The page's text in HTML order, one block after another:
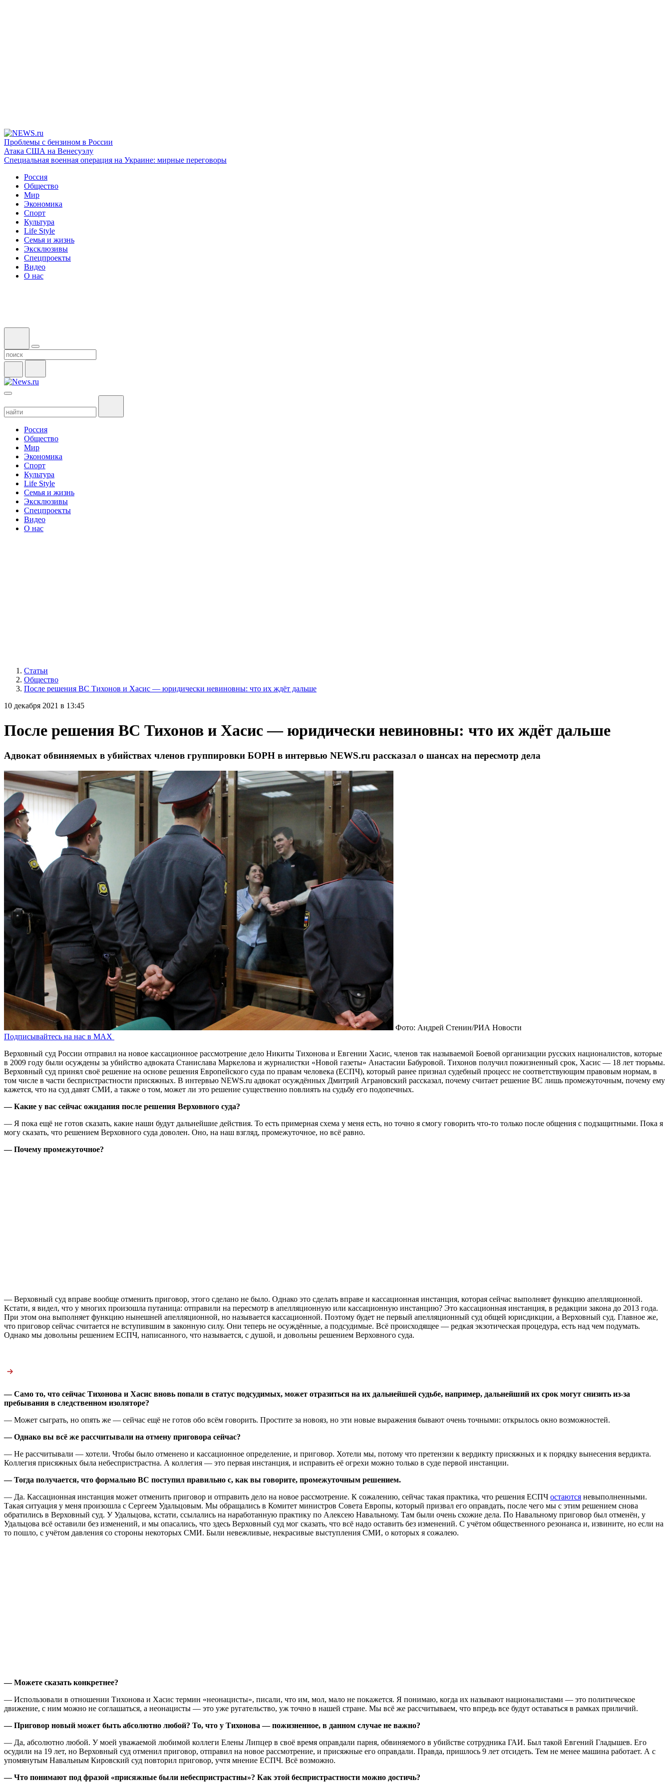
Проблемы с бензином в России
Атака США на Венесуэлу
Специальная военная операция на Украине: мирные переговоры
Россия
Общество
Мир
Экономика
Спорт
Культура
Life Style
Семья и жизнь
Эксклюзивы
Спецпроекты
Видео
О нас
Россия
Общество
Мир
Экономика
Спорт
Культура
Life Style
Семья и жизнь
Эксклюзивы
Спецпроекты
Видео
О нас
Статьи
Общество
После решения ВС Тихонов и Хасис — юридически невиновны: что их ждёт дальше
10 декабря 2021 в 13:45
После решения ВС Тихонов и Хасис — юридически невиновны: что их ждёт дальше
Адвокат обвиняемых в убийствах членов группировки БОРН в интервью NEWS.ru рассказал о шансах на пересмотр дела
Фото: Андрей Стенин/РИА Новости
Подписывайтесь на нас в MAX
Верховный суд России отправил на новое кассационное рассмотрение дело Никиты Тихонова и Евгении Хасис, членов так называемой Боевой организации русских националистов, которые
в 2009 году были осуждены за убийство адвоката Станислава Маркелова и журналистки «Новой газеты» Анастасии Бабуровой. Тихонов получил пожизненный срок, Хасис — 18 лет тюрьмы.
Верховный суд принял своё решение на основе решения Европейского суда по правам человека (ЕСПЧ), который ранее признал судебный процесс не соответствующим правовым нормам, в
том числе в части беспристрастности присяжных. В интервью NEWS.ru адвокат осуждённых Дмитрий Аграновский рассказал, почему считает решение ВС лишь промежуточным, почему ему
кажется, что на суд давят СМИ, а также о том, может ли это решение существенно повлиять на судьбу его подопечных.
— Какие у вас сейчас ожидания после решения Верховного суда?
— Я пока ещё не готов сказать, какие наши будут дальнейшие действия. То есть примерная схема у меня есть, но точно я смогу говорить что-то только после общения с подзащитными. Пока я
могу сказать, что решением Верховного суда доволен. Оно, на наш взгляд, промежуточное, но всё равно.
— Почему промежуточное?
— Верховный суд вправе вообще отменить приговор, этого сделано не было. Однако это сделать вправе и кассационная инстанция, которая сейчас выполняет функцию апелляционной.
Кстати, я видел, что у многих произошла путаница: отправили на пересмотр в апелляционную или кассационную инстанцию? Это кассационная инстанция, в редакции закона до 2013 года.
При этом она выполняет функцию нынешней апелляционной, но называется кассационной. Поэтому будет не первый апелляционный суд общей юрисдикции, а Верховный суд. Главное же,
что приговор сейчас считается не вступившим в законную силу. Они теперь не осуждённые, а подсудимые. Всё происходящее — редкая экзотическая процедура, есть над чем подумать.
Однако мы довольны решением ЕСПЧ, написанного, что называется, с душой, и довольны решением Верховного суда.
— Само то, что сейчас Тихонова и Хасис вновь попали в статус подсудимых, может отразиться на их дальнейшей судьбе, например, дальнейший их срок могут снизить из-за
пребывания в следственном изоляторе?
— Может сыграть, но опять же — сейчас ещё не готов обо всём говорить. Простите за новояз, но эти новые выражения бывают очень точными: открылось окно возможностей.
— Однако вы всё же рассчитывали на отмену приговора сейчас?
— Не рассчитывали — хотели. Чтобы было отменено и кассационное определение, и приговор. Хотели мы, потому что претензии к вердикту присяжных и к порядку вынесения вердикта.
Коллегия присяжных была небеспристрастна. А коллегия — это первая инстанция, и исправить её огрехи можно только в суде первой инстанции.
— Тогда получается, что формально ВС поступил правильно с, как вы говорите, промежуточным решением.
— Да. Кассационная инстанция может отменить приговор и отправить дело на новое рассмотрение. К сожалению, сейчас такая практика, что решения ЕСПЧ остаются невыполненными.
Такая ситуация у меня произошла с Сергеем Удальцовым. Мы обращались в Комитет министров Совета Европы, который призвал его оправдать, после чего мы с этим решением снова
обратились в Верховный суд. У Удальцова, кстати, ссылались на наработанную практику по Алексею Навальному. Там были очень схожие дела. По Навальному приговор был отменён, у
Удальцова всё оставили без изменений, и мы опасались, что здесь Верховный суд мог сказать, что всё надо оставить без изменений. С учётом общественного резонанса и, извините, но если на
то пошло, с учётом давления со стороны некоторых СМИ. Были невежливые, некрасивые выступления СМИ, о которых я сожалею.
— Можете сказать конкретнее?
— Использовали в отношении Тихонова и Хасис термин «неонацисты», писали, что им, мол, мало не покажется. Я понимаю, когда их называют националистами — это политическое
движение, с ним можно не соглашаться, а неонацисты — это уже ругательство, уж точно в нашей стране. Мы всё же рассчитываем, что впредь все будут оставаться в рамках приличий.
— Приговор новый может быть абсолютно любой? То, что у Тихонова — пожизненное, в данном случае не важно?
— Да, абсолютно любой. У моей уважаемой любимой коллеги Елены Липцер в своё время оправдали парня, обвиняемого в убийстве сотрудника ГАИ. Был такой Евгений Гладышев. Его
осудили на 19 лет, но Верховный суд отменил приговор, отправил на новое рассмотрение, и присяжные его оправдали. Правда, пришлось 9 лет отсидеть. Тем не менее машина работает. А с
упомянутым Навальным Кировский суд повторил приговор, учтя мнение ЕСПЧ. Всё возможно.
— Что понимают под фразой «присяжные были небеспристрастны»? Как этой беспристрастности можно достичь?